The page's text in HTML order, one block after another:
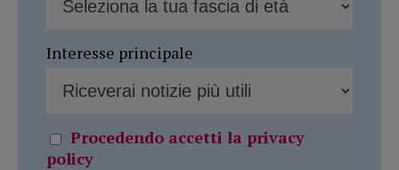
Interesse principale
Procedendo accetti la privacy
policy